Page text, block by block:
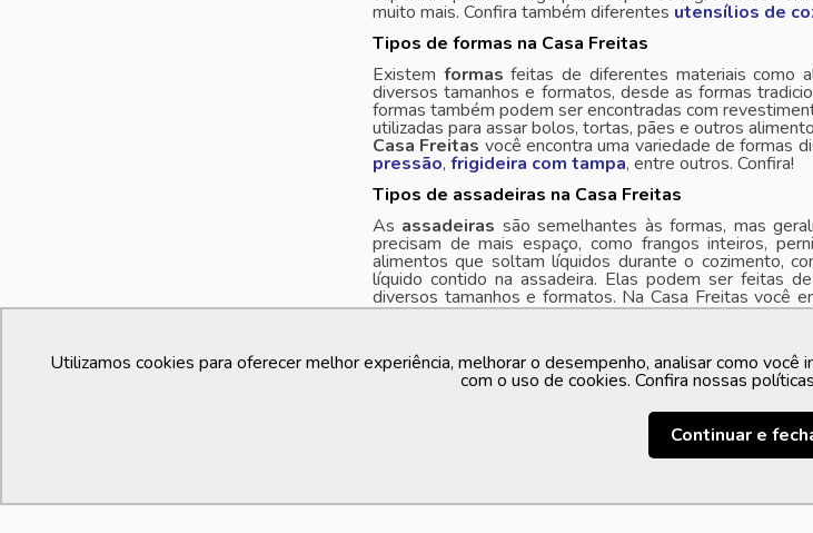
muito mais. Confira também diferentes utensílios de
Tipos de formas na Casa Freitas
Existem formas feitas de diferentes materiais como
diversos tamanhos e formatos, desde as formas
formas também podem ser encontradas com
utilizadas para assar bolos, tortas, pães e outros
Casa Freitas você encontra uma variedade de formas
pressão, frigideira com tampa, entre outros. Confira!
Tipos de assadeiras na Casa Freitas
As assadeiras são semelhantes às formas, mas
precisam de mais espaço, como frangos inteiros,
alimentos que soltam líquidos durante o cozimento,
líquido contido na assadeira. Elas podem ser feitas
diversos tamanhos e formatos. Na Casa Freitas você
Para deixar a sua cozinha ainda mais completa, não
O que é travessa?
são recipientes rasos e retangulares,
quentes ou frios, como legumes, saladas, massas,
também são
superfície plana e larga para dispor os ingredientes em
muito mais. Confira também diferentesutensílios de
Utilizamos cookies para oferecer melhor experiência, melhorar o desempenho, analisar como
com o uso de cookies. Confira nossas
Continuar e